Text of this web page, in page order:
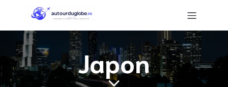
Japon